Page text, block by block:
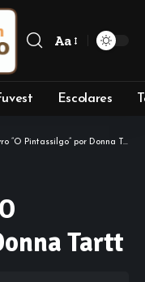
Font
Aa
Escolares
“O Pintassilgo” por Donna Tartt
Tartt